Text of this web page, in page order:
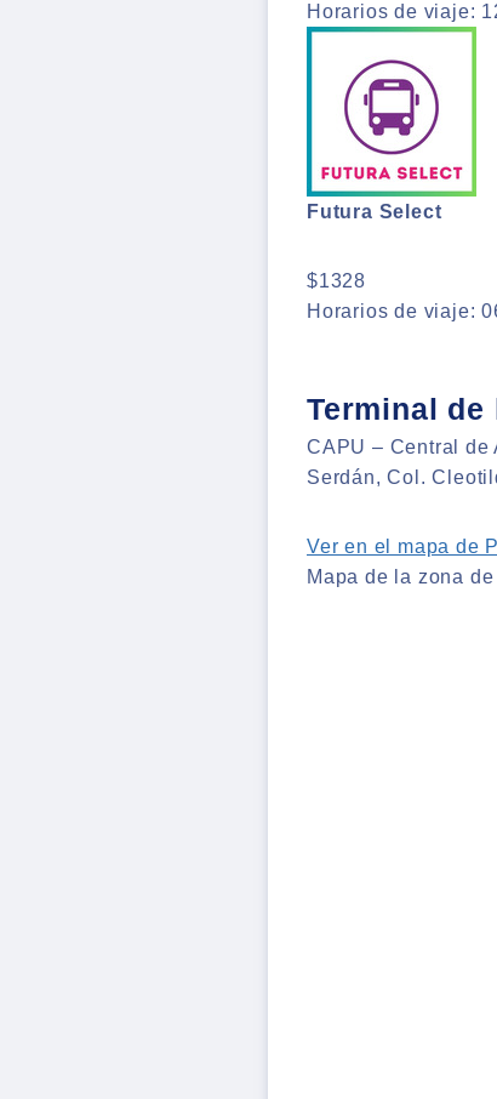
Horarios de viaje:
Futura Select
$1328
Horarios de viaje:
Terminal de
CAPU – Central de
Serdán, Col.
Ver en el mapa de
Mapa de la zona